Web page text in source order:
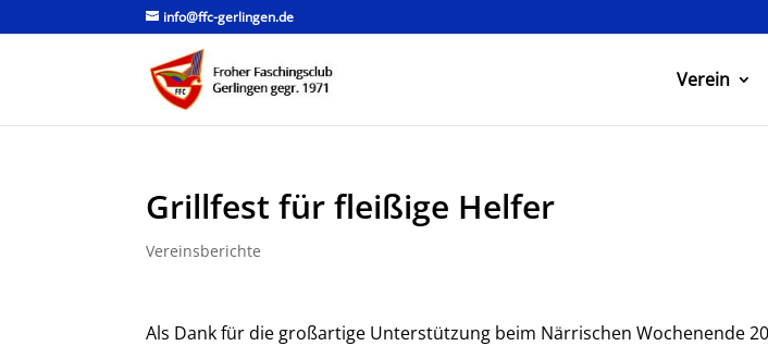
info@ffc-gerlingen.de
Verein
Grillfest für fleißige Helfer
Vereinsberichte
Als Dank für die großartige Unterstützung beim Närrischen Wochenende